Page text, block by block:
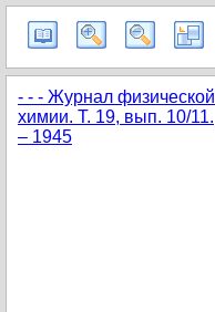
- - - Журнал физической
химии. Т. 19, вып. 10/11.
– 1945